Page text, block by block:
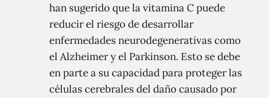
han sugerido que la vitamina C puede
reducir el riesgo de desarrollar
enfermedades neurodegenerativas como
el Alzheimer y el Parkinson. Esto se debe
en parte a su capacidad para proteger las
células cerebrales del daño causado por